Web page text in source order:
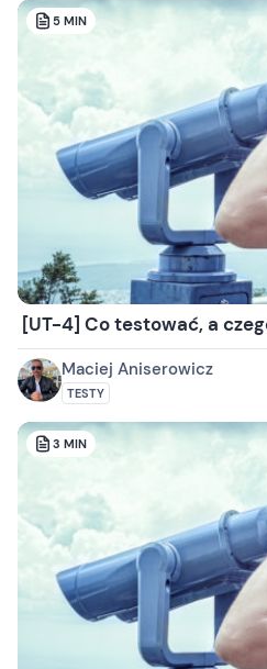
5 MIN
[UT-4] Co testować, a
Maciej Aniserowicz
TESTY
3 MIN